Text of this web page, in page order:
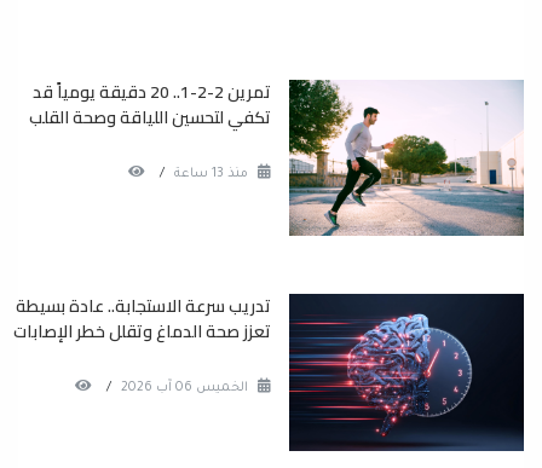
تمرين 2-2-1.. 20 دقيقة يومياً قد
تكفي لتحسين اللياقة وصحة القلب
منذ 13 ساعة /
تدريب سرعة الاستجابة.. عادة بسيطة
تعزز صحة الدماغ وتقلل خطر الإصابات
الخميس 06 آب 2026 /